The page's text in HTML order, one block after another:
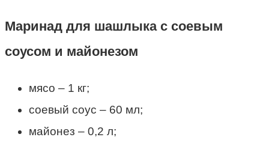
Маринад для шашлыка с соевым
соусом и майонезом
мясо – 1 кг;
соевый соус – 60 мл;
майонез – 0,2 л;